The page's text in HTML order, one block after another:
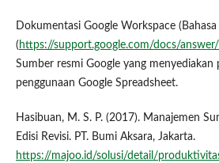
Dokumentasi Google Workspace (Bahasa
( https://support.google.com/docs/
Sumber resmi Google yang menyediakan
penggunaan Google Spreadsheet.
Hasibuan, M. S. P. (2017). Manajemen
Edisi Revisi. PT. Bumi Aksara, Jakarta.
https://majoo.id/solusi/detail/